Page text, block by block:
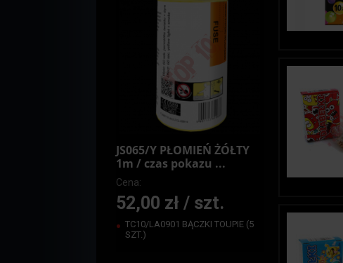
JS065/Y PŁOMIEŃ ŻÓŁTY
1m / czas pokazu ...
Cena:
52,00 zł / szt.
TC10/LA0901 BĄCZKI TOUPIE (5
SZT.)